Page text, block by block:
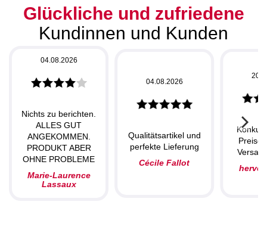
Glückliche und zufriedene
Kundinnen und Kunden
04.08.2026
Nichts zu berichten.
ALLES GUT
ANGEKOMMEN.
PRODUKT ABER
OHNE PROBLEME
Marie-Laurence
Lassaux
04.08.2026
Qualitätsartikel und
perfekte Lieferung
Cécile Fallot
herve